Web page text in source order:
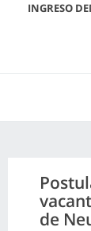
INGRESO
de